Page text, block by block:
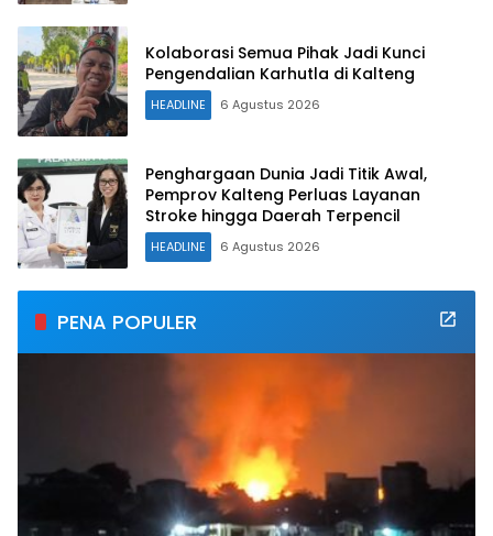
Kolaborasi Semua Pihak Jadi Kunci
Pengendalian Karhutla di Kalteng
HEADLINE 6 Agustus 2026
Penghargaan Dunia Jadi Titik Awal,
Pemprov Kalteng Perluas Layanan
Stroke hingga Daerah Terpencil
HEADLINE 6 Agustus 2026
PENA POPULER